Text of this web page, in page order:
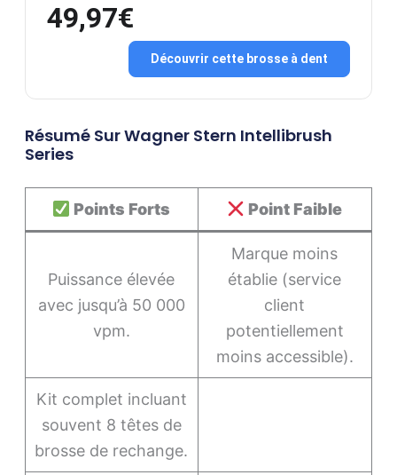
49,97€
Découvrir cette brosse à dent
Résumé Sur Wagner Stern Intellibrush
Series
Points Forts Point Faible
Puissance élevée
avec jusqu’à 50 000
vpm.
Marque moins
établie (service
client
potentiellement
moins accessible).
Kit complet incluant
souvent 8 têtes de
brosse de rechange.